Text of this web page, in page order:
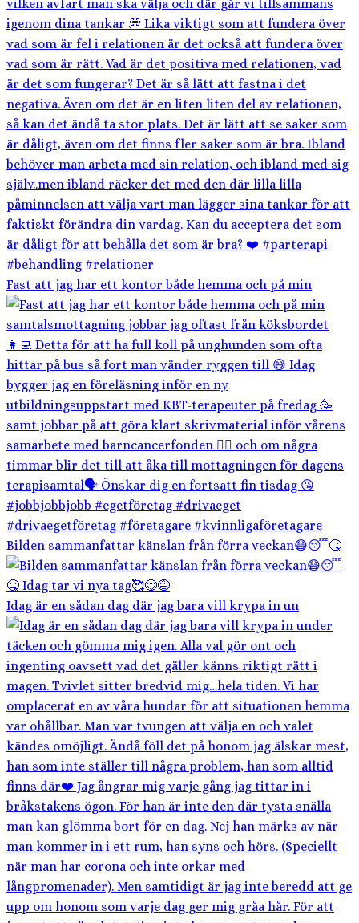
Fast att jag har ett kontor både hemma och på min
Bilden sammanfattar känslan från förra veckan😷😴🤒
Idag är en sådan dag där jag bara vill krypa in un